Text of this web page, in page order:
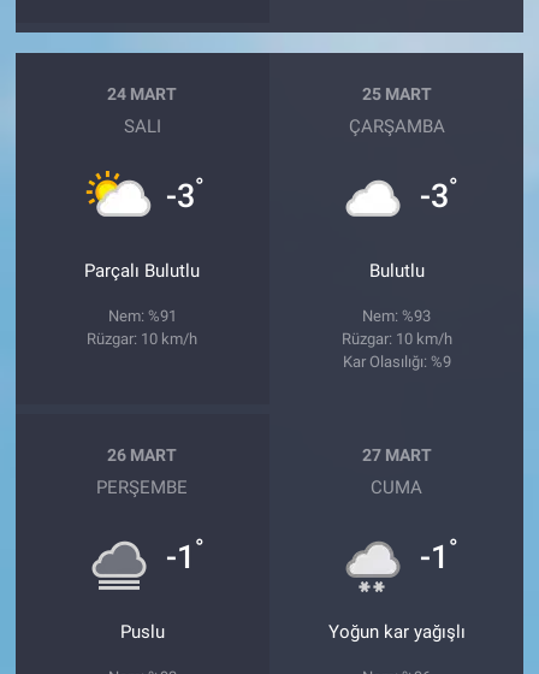
24 MART
SALI
-3°
Parçalı Bulutlu
Nem: %91
Rüzgar: 10 km/h
25 MART
ÇARŞAMBA
-3°
Bulutlu
Nem: %93
Rüzgar: 10 km/h
Kar Olasılığı: %9
26 MART
PERŞEMBE
-1 °
Puslu
27 MART
CUMA
-1 °
Yoğun kar yağışlı